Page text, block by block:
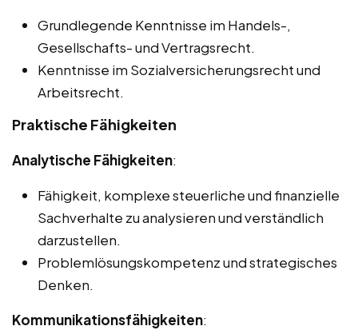
Grundlegende Kenntnisse im Handels-,
Gesellschafts- und Vertragsrecht.
Kenntnisse im Sozialversicherungsrecht und
Arbeitsrecht.
Praktische Fähigkeiten
Analytische Fähigkeiten:
Fähigkeit, komplexe steuerliche und finanzielle
Sachverhalte zu analysieren und verständlich
darzustellen.
Problemlösungskompetenz und strategisches
Denken.
Kommunikationsfähigkeiten: